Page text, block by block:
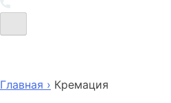
Главная › Кремация